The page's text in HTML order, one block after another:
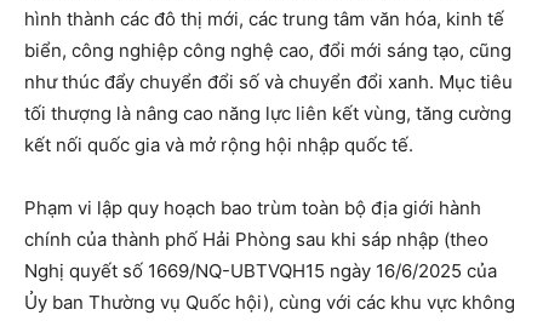
hình thành các đô thị mới, các trung tâm văn hóa, kinh tế
biển, công nghiệp công nghệ cao, đổi mới sáng tạo, cũng
như thúc đẩy chuyển đổi số và chuyển đổi xanh. Mục tiêu
tối thượng là nâng cao năng lực liên kết vùng, tăng cường
kết nối quốc gia và mở rộng hội nhập quốc tế.
Phạm vi lập quy hoạch bao trùm toàn bộ địa giới hành
chính của thành phố Hải Phòng sau khi sáp nhập (theo
Nghị quyết số 1669/NQ-UBTVQH15 ngày 16/6/2025 của
Ủy ban Thường vụ Quốc hội), cùng với các khu vực không